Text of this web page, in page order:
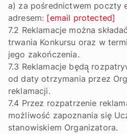
a) za pośrednictwem poczty
adresem: [email protected]
7.2 Reklamacje można
trwania Konkursu oraz w
jego zakończenia.
7.3 Reklamacje będą̨
od daty otrzymania przez
reklamacji.
7.4 Przez rozpatrzenie
możliwość zapoznania się
stanowiskiem Organizatora.